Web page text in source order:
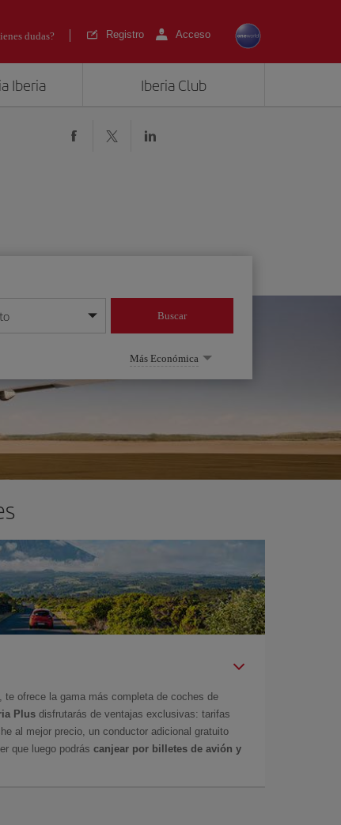
dudas? Registro Acceso
Iberia Iberia Club
año
Buscar
Más Económica
te ofrece la gama más completa de coches de
Plus disfrutarás de ventajas exclusivas: tarifas
al mejor precio, un conductor adicional gratuito
que luego podrás canjear por billetes de avión y